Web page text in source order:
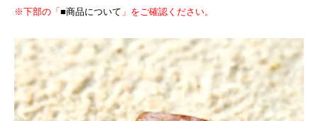
※下部の「 ■商品について 」をご確認ください。